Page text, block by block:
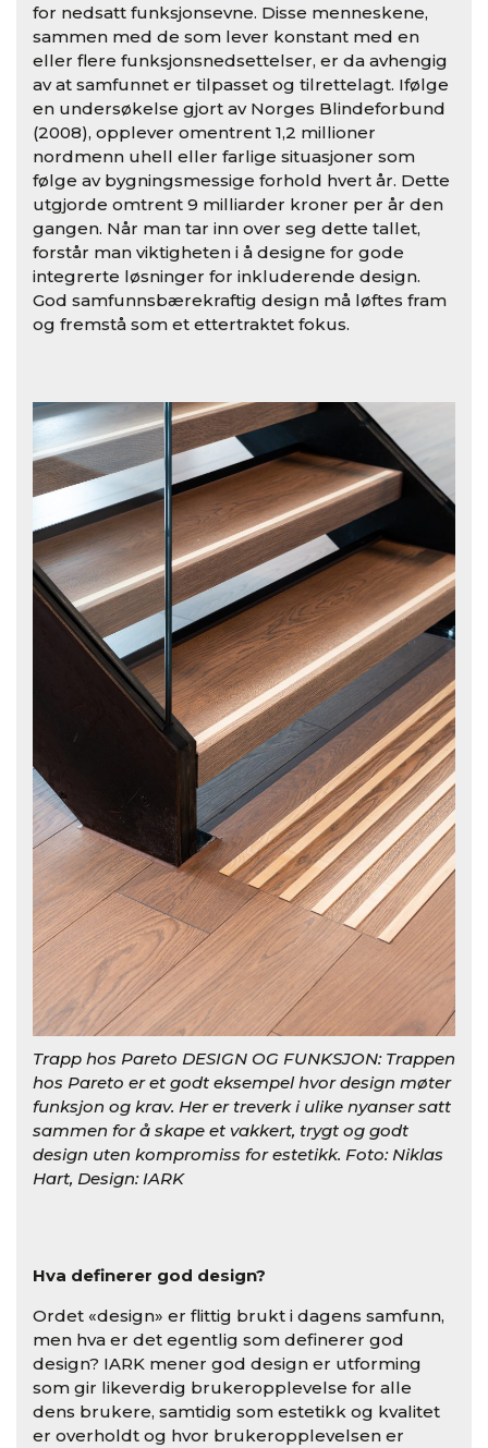
for nedsatt funksjonsevne. Disse menneskene,
sammen med de som lever konstant med en
eller flere funksjonsnedsettelser, er da avhengig
av at samfunnet er tilpasset og tilrettelagt. Ifølge
en undersøkelse gjort av Norges Blindeforbund
(2008), opplever omentrent 1,2 millioner
nordmenn uhell eller farlige situasjoner som
følge av bygningsmessige forhold hvert år. Dette
utgjorde omtrent 9 milliarder kroner per år den
gangen. Når man tar inn over seg dette tallet,
forstår man viktigheten i å designe for gode
integrerte løsninger for inkluderende design.
God samfunnsbærekraftig design må løftes fram
og fremstå som et ettertraktet fokus.
Trapp hos Pareto DESIGN OG FUNKSJON: Trappen
hos Pareto er et godt eksempel hvor design møter
funksjon og krav. Her er treverk i ulike nyanser satt
sammen for å skape et vakkert, trygt og godt
design uten kompromiss for estetikk. Foto: Niklas
Hart, Design: IARK
Hva definerer god design?
Ordet «design» er flittig brukt i dagens samfunn,
men hva er det egentlig som definerer god
design? IARK mener god design er utforming
som gir likeverdig brukeropplevelse for alle
dens brukere, samtidig som estetikk og kvalitet
er overholdt og hvor brukeropplevelsen er